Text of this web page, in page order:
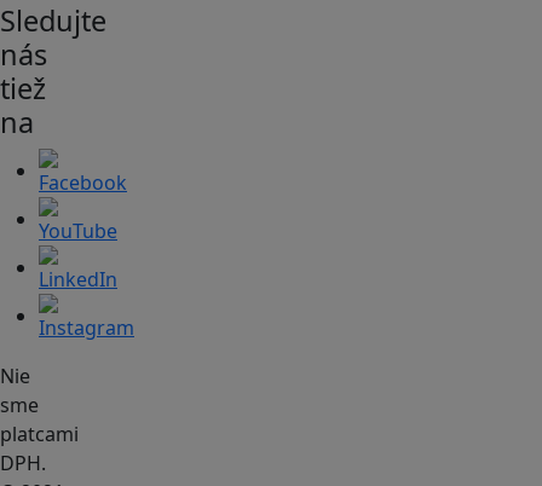
Sledujte
nás
tiež
na
Nie
sme
platcami
DPH.